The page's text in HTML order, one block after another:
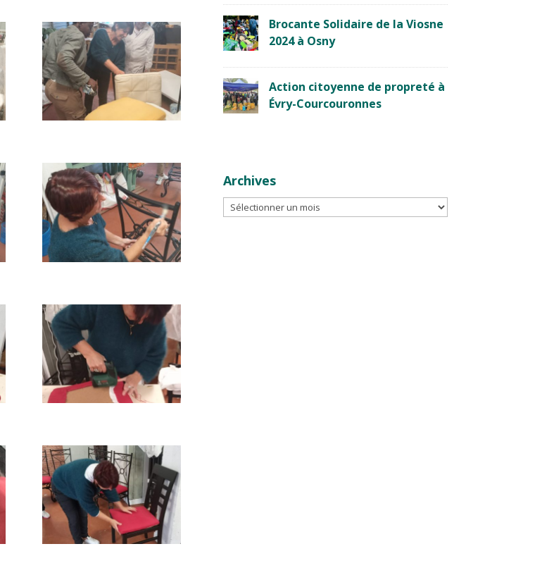
Brocante Solidaire de la Viosne
2024 à Osny
Action citoyenne de propreté à
Évry-Courcouronnes
Archives
Archives